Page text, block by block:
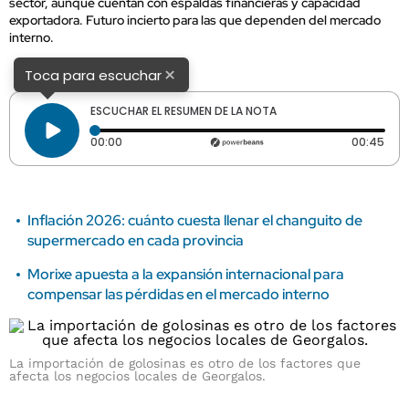
exportadora. Futuro incierto para las que dependen del mercado
interno.
Toca para escuchar×
ESCUCHAR EL RESUMEN DE LA NOTA
00:00 Tiempo transcurrido: 0 segundos 00:45
Inflación 2026: cuánto cuesta llenar el changuito de
supermercado en cada provincia
Morixe apuesta a la expansión internacional para
compensar las pérdidas en el mercado interno
La importación de golosinas es otro de los factores que
afecta los negocios locales de Georgalos.